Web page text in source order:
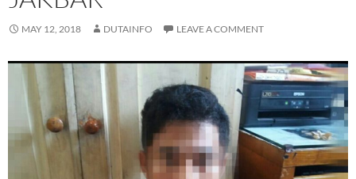
MAY 12, 2018 DUTAINFO LEAVE A COMMENT